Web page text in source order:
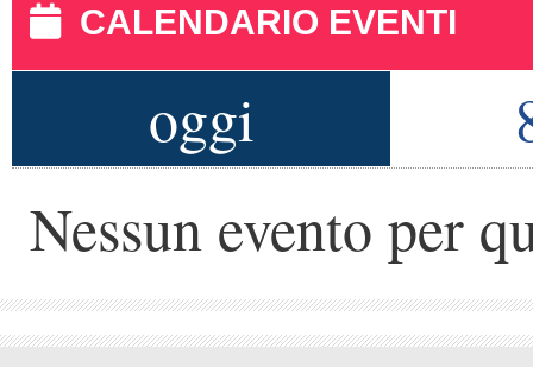
CALENDARIO EVENTI
oggi
Nessun evento per